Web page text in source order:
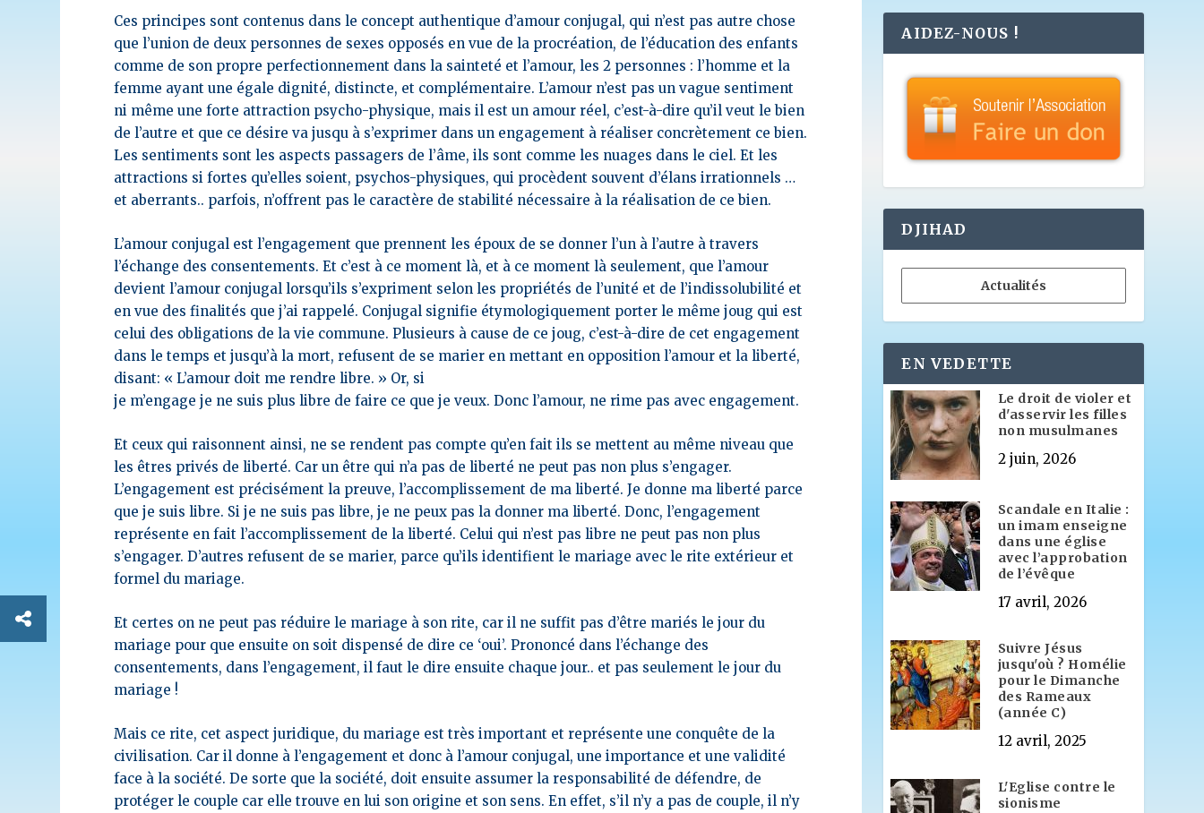
Ces principes sont contenus dans le concept authentique d’amour conjugal, qui n’est pas autre chose
que l’union de deux personnes de sexes opposés en vue de la procréation, de l’éducation des enfants
comme de son propre perfectionnement dans la sainteté et l’amour,les 2 personnes : l’homme et la
femme ayant une égale dignité, distincte, et complémentaire. L’amour n’est pas un vague sentiment
ni même une forte attraction psycho-physique, mais il est un amour réel, c’est-à-dire qu’il veut le bien
de l’autre et que ce désire va jusqu à s’exprimer dans un engagement à réaliser concrètement ce bien.
Les sentiments sont les aspects passagers de l’âme, ils sont comme les nuages dans le ciel. Et les
attractions si fortes qu’elles soient, psychos-physiques, qui procèdent souvent d’élans irrationnels …
et aberrants.. parfois, n’offrent pas le caractère de stabilité nécessaire à la réalisation de ce bien.
L’amour conjugal est l’engagement que prennent les époux de se donner l’un à l’autre à travers
l’échange des consentements. Et c’est à ce moment là, et à ce moment là seulement, que l’amour
devient l’amour conjugal lorsqu’ils s’expriment selon les propriétés de l’unité et de l’indissolubilité et
en vue des finalités que j’ai rappelé. Conjugal signifie étymologiquement porter le même joug qui est
celui des obligations de la vie commune. Plusieurs à cause de ce joug, c’est-à-dire de cet engagement
dans le temps et jusqu’à la mort, refusent de se marier en mettant en opposition l’amour et la liberté,
disant: « L’amour doit me rendre libre. » Or, si
je m’engage je ne suis plus libre de faire ce que je veux. Donc l’amour, ne rime pas avec engagement.
Et ceux qui raisonnent ainsi, ne se rendent pas compte qu’en fait ils se mettent au même niveau que
les êtres privés de liberté. Car un être qui n’a pas de liberté ne peut pas non plus s’engager.
L’engagement est précisément la preuve, l’accomplissement de ma liberté. Je donne ma liberté parce
que je suis libre. Si je ne suis pas libre, je ne peux pas la donner ma liberté. Donc, l’engagement
représente en fait l’accomplissement de la liberté. Celui qui n’est pas libre ne peut pas non plus
s’engager. D’autres refusent de se marier, parce qu’ils identifient le mariage avec le rite extérieur et
formel du mariage.
Et certes on ne peut pas réduirele mariage à son rite, car il ne suffit pas d’être mariés le jour du
mariage pour que ensuite on soit dispensé de dire ce ‘oui’. Prononcé dans l’échange des
consentements, dans l’engagement, il faut le dire ensuite chaque jour.. et pas seulement le jour du
mariage !
Mais ce rite, cet aspect juridique, du mariage est très important et représente une conquête de la
civilisation. Car il donne à l’engagement et donc à l’amour conjugal, une importance et une validité
face à la société. De sorte que la société, doit ensuite assumer la responsabilité de défendre, de
protéger le couple car elle trouve en lui son origine et son sens. En effet, s’il n’y a pas de couple, il n’y
AIDEZ-NOUS !
DJIHAD
Actualités
EN VEDETTE
Le droit de violer et
d'asservir les filles
non musulmanes
2 juin, 2026
Scandale en Italie :
un imam enseigne
dans une église
avec l’approbation
de l’évêque
17 avril, 2026
Suivre Jésus
jusqu'où ? Homélie
pour le Dimanche
des Rameaux
(année C)
12 avril, 2025
L'Eglise contre le
sionisme